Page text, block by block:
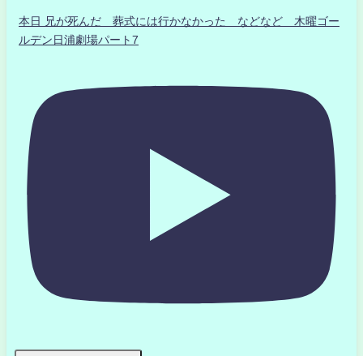
本日 兄が死んだ 葬式には行かなかった などなど 木曜ゴー
ルデン日浦劇場パート7